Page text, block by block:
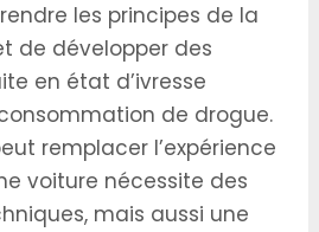
les principes de la
de développer des
en état d’ivresse
de drogue.
remplacer l’expérience
voiture nécessite des
mais aussi une